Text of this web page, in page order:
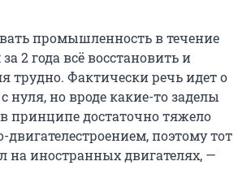
промышленность в течение
2 года всё восстановить и
трудно. Фактически речь идет о
нуля, но вроде какие-то заделы
принципе достаточно тяжело
двигателестроением, поэтому тот
на иностранных двигателях, —